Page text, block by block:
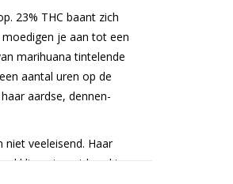
23% THC baant zich
je aan tot een
marihuana tintelende
aantal uren op de
aardse, dennen-
veeleisend. Haar
klimaat gaat hand in